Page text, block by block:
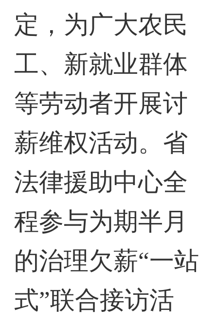
定，为广大农民
工、新就业群体
等劳动者开展讨
薪维权活动。省
法律援助中心全
程参与为期半月
的治理欠薪“一站
式”联合接访活